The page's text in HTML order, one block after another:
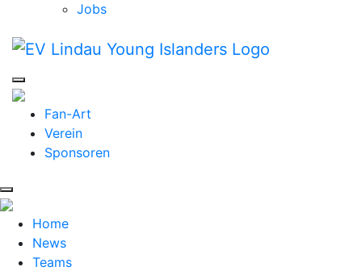
Jobs
Fan-Art
Verein
Sponsoren
Home
News
Teams